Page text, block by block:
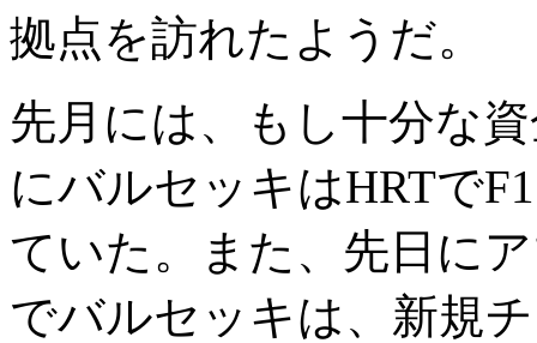
拠点を訪れたようだ。
先月には、もし十分な
にバルセッキはHRTで
ていた。また、先日に
でバルセッキは、新規